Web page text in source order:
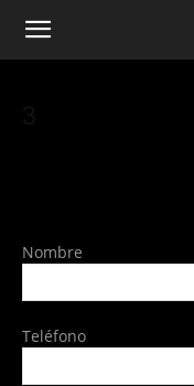
Nombre
Teléfono